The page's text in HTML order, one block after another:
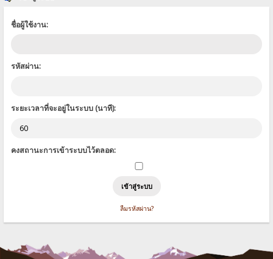
ชื่อผู้ใช้งาน:
รหัสผ่าน:
ระยะเวลาที่จะอยู่ในระบบ (นาที):
คงสถานะการเข้าระบบไว้ตลอด:
ลืมรหัสผ่าน?